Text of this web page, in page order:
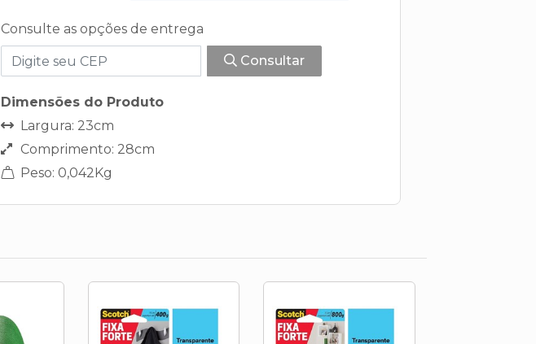
Consulte as opções de entrega
Consultar
Dimensões do Produto
Largura: 23cm
Comprimento: 28cm
Peso: 0,042Kg